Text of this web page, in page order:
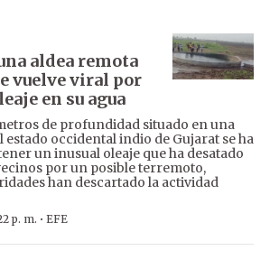
aldea remota
vuelve viral por
en su agua
de profundidad situado en una
estado occidental indio de Gujarat se ha
un inusual oleaje que ha desatado
por un posible terremoto,
han descartado la actividad
p. m. · EFE